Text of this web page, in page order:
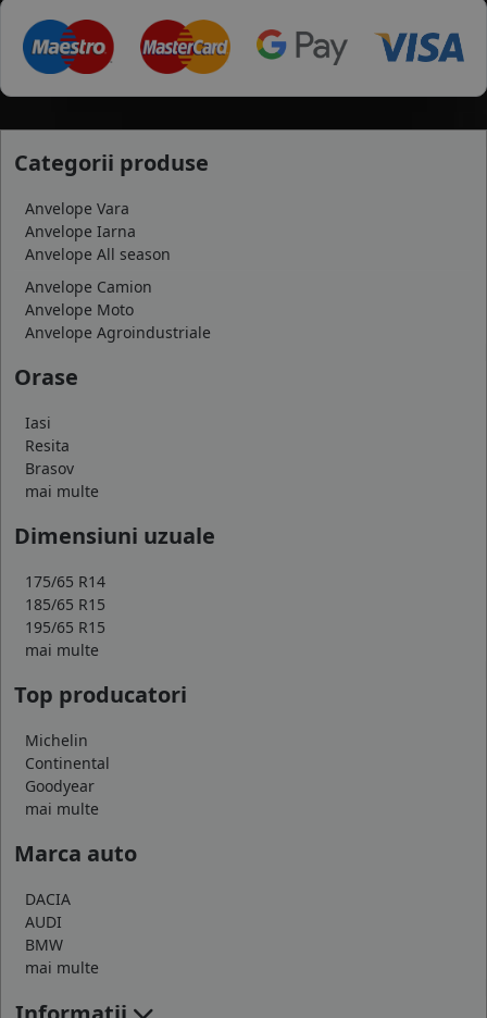
Categorii produse
Anvelope Vara
Anvelope Iarna
Anvelope All season
Anvelope Camion
Anvelope Moto
Anvelope Agroindustriale
Orase
Iasi
Resita
Brasov
mai multe
Dimensiuni uzuale
175/65 R14
185/65 R15
195/65 R15
mai multe
Top producatori
Michelin
Continental
Goodyear
mai multe
Marca auto
DACIA
AUDI
BMW
mai multe